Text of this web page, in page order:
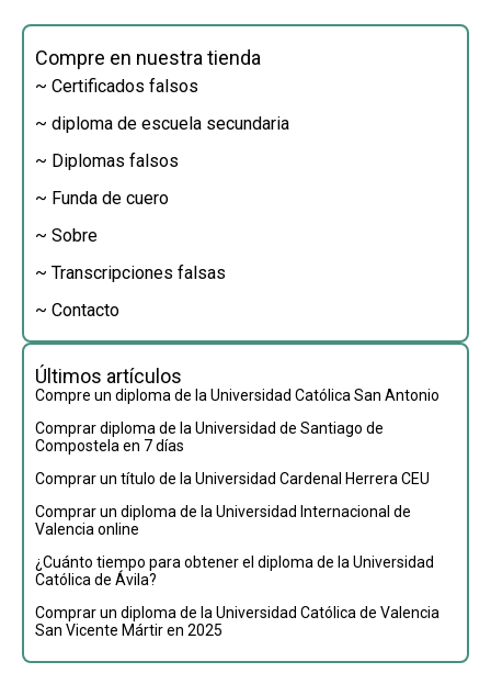
Compre en nuestra tienda
~ Certificados falsos
~ diploma de escuela secundaria
~ Diplomas falsos
~ Funda de cuero
~ Sobre
~ Transcripciones falsas
~ Contacto
Últimos artículos
Compre un diploma de la Universidad Católica San Antonio
Comprar diploma de la Universidad de Santiago de
Compostela en 7 días
Comprar un título de la Universidad Cardenal Herrera CEU
Comprar un diploma de la Universidad Internacional de
Valencia online
¿Cuánto tiempo para obtener el diploma de la Universidad
Católica de Ávila?
Comprar un diploma de la Universidad Católica de Valencia
San Vicente Mártir en 2025